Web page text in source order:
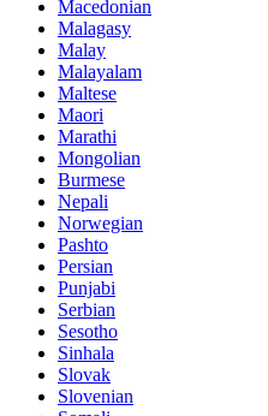
Macedonian
Malagasy
Malay
Malayalam
Maltese
Maori
Marathi
Mongolian
Burmese
Nepali
Norwegian
Pashto
Persian
Punjabi
Serbian
Sesotho
Sinhala
Slovak
Slovenian